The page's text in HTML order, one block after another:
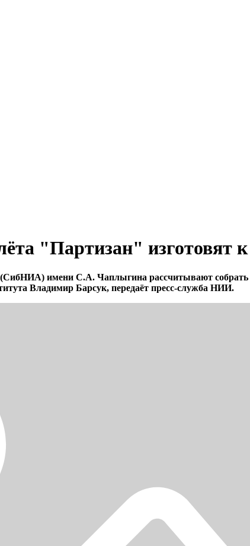
"Партизан" изготовят к
имени С.А. Чаплыгина рассчитывают собрать
Владимир Барсук, передаёт пресс-служба НИИ.